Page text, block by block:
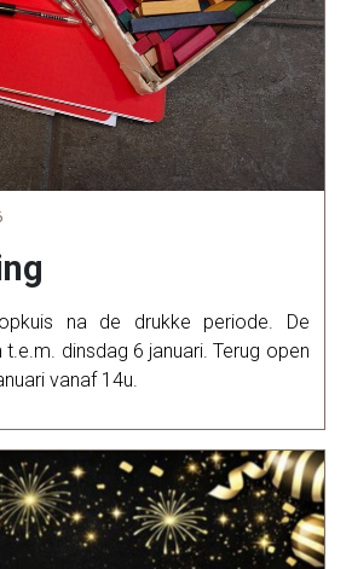
na de drukke periode. De
dinsdag 6 januari. Terug open
vanaf 14u.